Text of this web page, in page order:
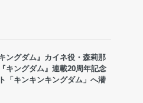
ングダム』カイネ役・森莉那
キングダム』連載20周年記念
「キンキンキングダム」へ潜